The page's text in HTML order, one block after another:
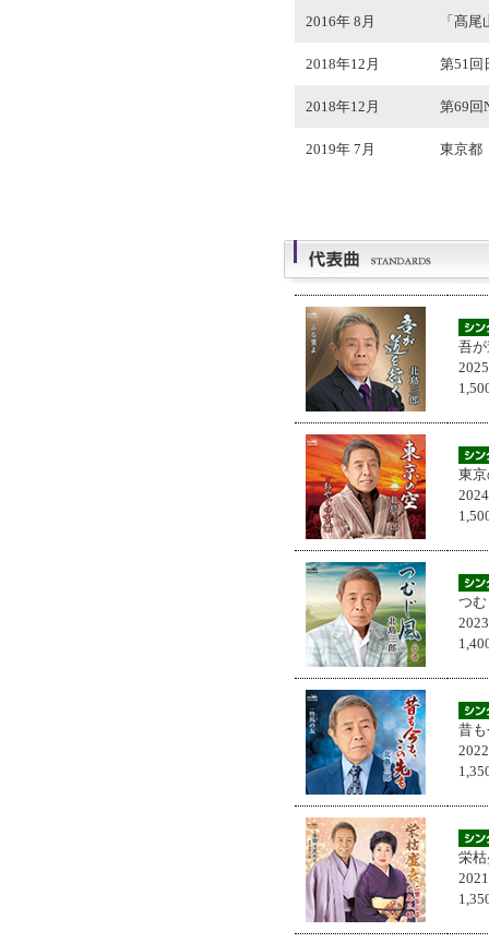
2016年 8月 「髙
2018年12月 第51回
2018年12月 第69回
2019年 7月 東京都
吾
東
つ
昔
栄